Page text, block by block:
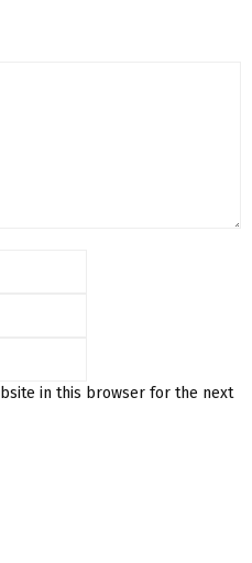
in this browser for the next